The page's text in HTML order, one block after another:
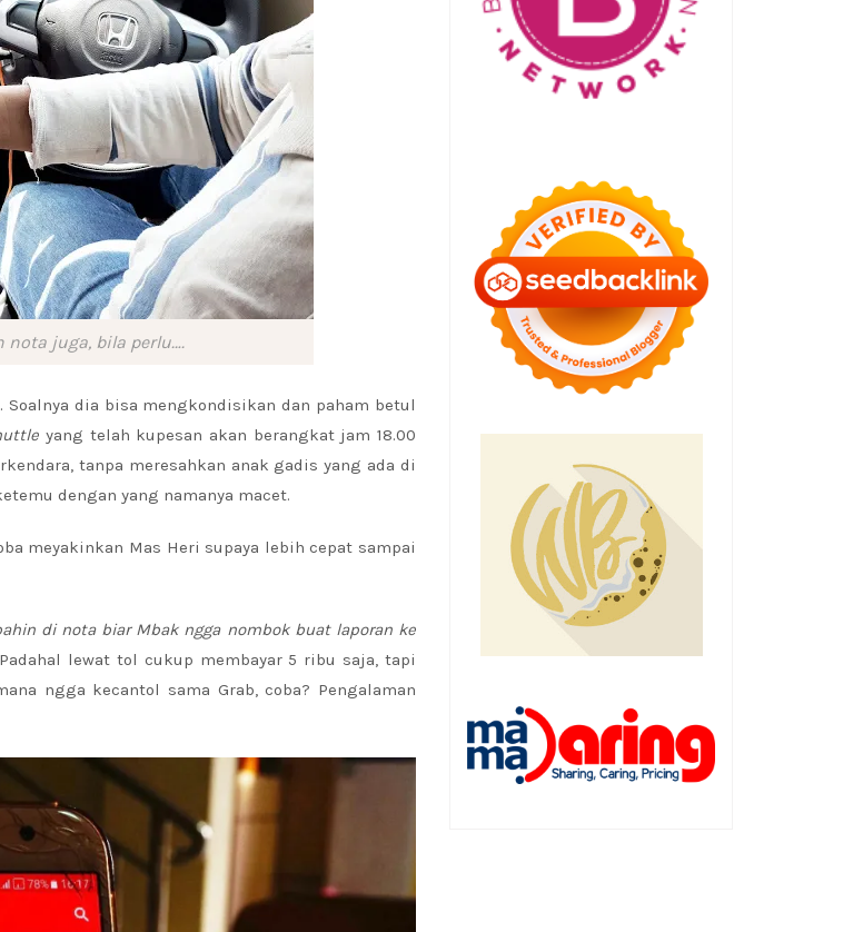
juga, bila perlu….
dia bisa mengkondisikan dan paham betul
yang telah kupesan akan berangkat jam 18.00
tanpa meresahkan anak gadis yang ada di
dengan yang namanya macet.
meyakinkan Mas Heri supaya lebih cepat sampai
di nota biar Mbak ngga nombok buat laporan ke
lewat tol cukup membayar 5 ribu saja, tapi
ngga kecantol sama Grab, coba? Pengalaman